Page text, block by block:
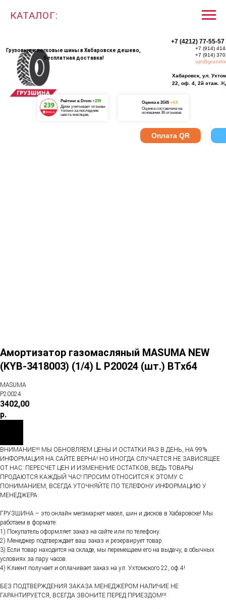
КАТАЛОГ:
Грузовые и легковые шины в Хабаровске дешево,
бесплатная доставка!
Оплата QR
Хабаровск, ул.
22, оф. 4, 2й этаж.
+7 (914)
+7 (914)
+7 (4212) 77-55-57
Оценка в 2GIS +4,9
Оценка составлена на
основании 36 отзывов.
Рейтинг в Drom +239
Дром учитывает отзывы
только за последние
шесть месяцев.
Амортизатор газомасляный MASUMA NEW
(KYB-3418003) (1/4) L P20024 (шт.) ВТхб4
MASUMA
P20024
3402,00
р.
ВНИМАНИЕ!!! МЫ ОБНОВЛЯЕМ ЦЕНЫ И ОСТАТКИ РАЗ В ДЕНЬ, НА 99%
ИНФОРМАЦИЯ НА САЙТЕ ВЕРНА! НО ИНОГДА СЛУЧАЕТСЯ НЕ ЗАВИСЯЩЕЕ
ОТ НАС: ПЕРЕСЧЕТ ЦЕН И ИЗМЕНЕНИЕ ОСТАТКОВ, ВЕДЬ ТОВАРЫ
ПРОДАЮТСЯ КАЖДЫЙ ЧАС! ПРОСИМ ОТНОСИТСЯ К ЭТОМУ С
ПОНИМАНИЕМ, ВСЕГДА УТОЧНЯЙТЕ ПО ТЕЛЕФОНУ ИНФОРМАЦИЮ У
МЕНЕДЖЕРА.
ГРУЗШИНА – это онлайн мегамаркет масел, шин и дисков в Хабаровске! Мы
работаем в формате:
1) Покупатель оформляет заказ на сайте или по телефону.
2) Менеджер подтверждает ваш заказ и резервирует товар.
3) Если товар находится на складе, мы перемещаем его на выдачу, в обычных
условиях за пару часов.
4) Клиент получает и оплачивает заказ на ул. Ухтомского 22, оф.4!
БЕЗ ПОДТВЕРЖДЕНИЯ ЗАКАЗА МЕНЕДЖЕРОМ НАЛИЧИЕ НЕ
ГАРАНТИРУЕТСЯ, ВСЕГДА ЗВОНИТЕ ПЕРЕД ПРИЕЗДОМ!!!